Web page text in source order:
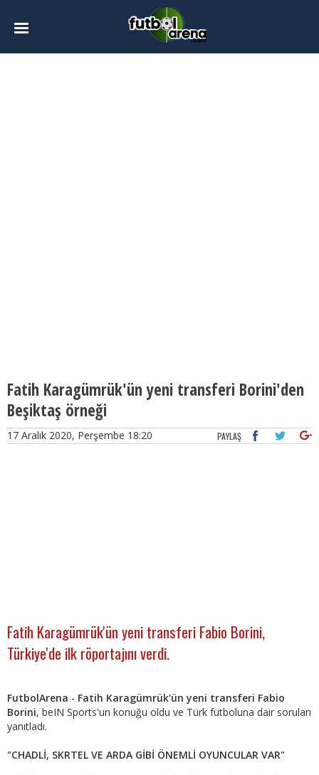
Fatih Karagümrük'ün yeni transferi Borini'den
Beşiktaş örneği
17 Aralık 2020, Perşembe 18:20 PAYLAŞ
Fatih Karagümrük'ün yeni transferi Fabio Borini,
Türkiye'de ilk röportajını verdi.
FutbolArena - Fatih Karagümrük'ün yeni transferi Fabio
Borini, beIN Sports'un konuğu oldu ve Türk futboluna dair soruları
yanıtladı.
"CHADLİ, SKRTEL VE ARDA GİBİ ÖNEMLİ OYUNCULAR VAR"